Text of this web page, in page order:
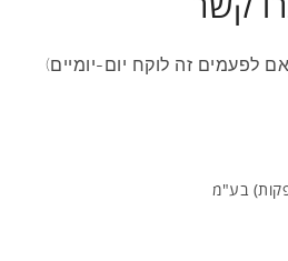
לפעמים זה לוקח יום-יומיים)
בע"מ